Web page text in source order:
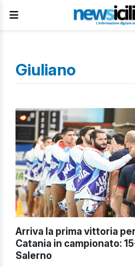
Giuliano
Arriva la prima vittoria
Catania in campionato:
Salerno